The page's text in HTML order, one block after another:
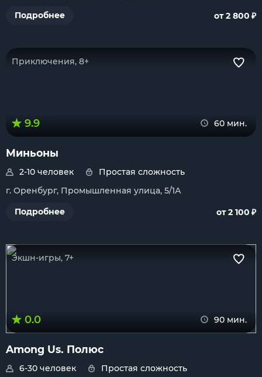
Подробнее
от 2 800 ₽
Приключения, 8+
9.9 60 мин.
Миньоны
2-10 человек
Простая сложность
г. Оренбург, Промышленная улица, 5/1А
Подробнее
от 2 100 ₽
Экшн-игры, 7+
0.0 90 мин.
Among Us. Полюс
6-30 человек Простая сложность